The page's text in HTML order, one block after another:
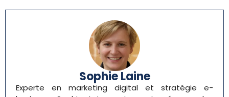
Sophie Laine
Experte en marketing digital et stratégie e-